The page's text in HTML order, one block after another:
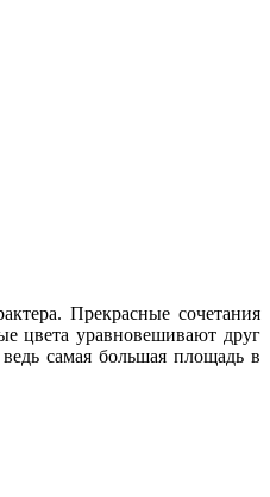
Прекрасные сочетания
цвета уравновешивают друг
самая большая площадь в